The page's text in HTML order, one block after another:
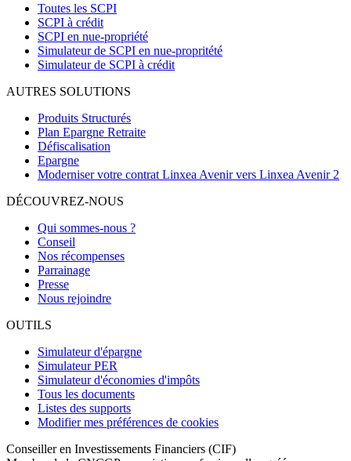
Toutes les SCPI
SCPI à crédit
SCPI en nue-propriété
Simulateur de SCPI en nue-propritété
Simulateur de SCPI à crédit
AUTRES SOLUTIONS
Produits Structurés
Plan Epargne Retraite
Défiscalisation
Epargne
Moderniser votre contrat Linxea Avenir vers Linxea Avenir 2
DÉCOUVREZ-NOUS
Qui sommes-nous ?
Conseil
Nos récompenses
Parrainage
Presse
Nous rejoindre
OUTILS
Simulateur d'épargne
Simulateur PER
Simulateur d'économies d'impôts
Tous les documents
Listes des supports
Modifier mes préférences de cookies
Conseiller en Investissements Financiers (CIF)